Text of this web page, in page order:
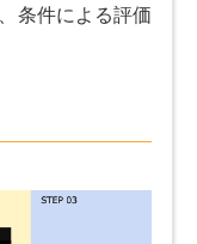
条件による評価